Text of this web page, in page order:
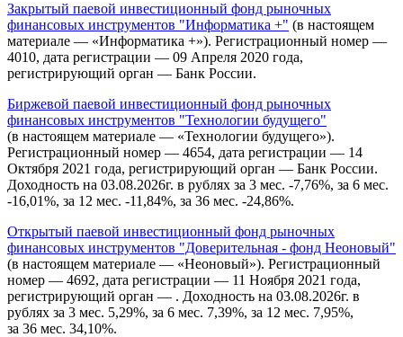
Закрытый паевой инвестиционный фонд рыночных
финансовых инструментов "Информатика +" (в настоящем
материале — «Информатика +»). Регистрационный номер —
4010, дата регистрации — 09 Апреля 2020 года,
регистрирующий орган — Банк России.
Биржевой паевой инвестиционный фонд рыночных
финансовых инструментов "Технологии будущего"
(в настоящем материале — «Технологии будущего»).
Регистрационный номер — 4654, дата регистрации — 14
Октября 2021 года, регистрирующий орган — Банк России.
Доходность на 03.08.2026г. в рублях за 3 мес. -7,76%, за 6 мес.
-16,01%, за 12 мес. -11,84%, за 36 мес. -24,86%.
Открытый паевой инвестиционный фонд рыночных
финансовых инструментов "Доверительная - фонд Неоновый"
(в настоящем материале — «Неоновый»). Регистрационный
номер — 4692, дата регистрации — 11 Ноября 2021 года,
регистрирующий орган — . Доходность на 03.08.2026г. в
рублях за 3 мес. 5,29%, за 6 мес. 7,39%, за 12 мес. 7,95%,
за 36 мес. 34,10%.